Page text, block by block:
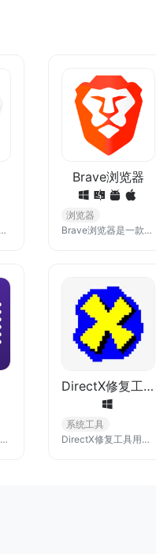
Arc浏览器试图通过其独特的设计和功能，为用户提供一种新的、更高效和有组织的互联网浏览方式。尽管它仍处于早期阶段，但已经显示出相当的潜力和创新性
Brave浏览器
浏览器
Brave浏览器是一款快速、私密且安全的网络浏览器，适用于 PC、Mac 和移动设备。立即下载即可享受更快的无广告浏览体验，并通过阻止跟踪软件来节省数据和电池寿命。
Cpu-z由Cpuid提供是一个免费的系统信息软件，它收集有关计算机主要装置的信息。 它报告数据，如处理器名称和号码、代号、过程、包装、高速缓存水平、主板和芯片详情（如内存类型、大小、时序和SPD）。 这个应用可以实时测量核心内部频率和内存频率。
DirectX修复工具
系统工具
DirectX修复工具用于修复Windows系统中DirectX相关的问题，通过修复或更新DirectX组件，它能显著提升游戏和图形应用的性能和稳定性。